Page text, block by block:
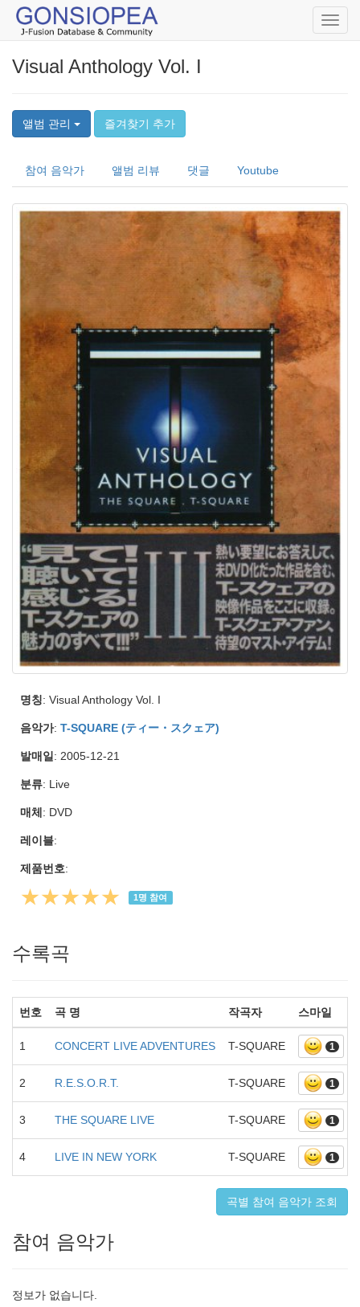
Visual Anthology Vol. I
앨범 관리 즐겨찾기 추가
참여 음악가 앨범 리뷰 댓글 Youtube
명칭: Visual Anthology Vol. I
음악가: T-SQUARE (ティー・スクェア)
발매일: 2005-12-21
분류: Live
매체 : DVD
레이블:
제품번호:
★★★★★ 1 명 참여
수록곡
번호 곡 명 작곡자 스마일
1 CONCERT LIVE ADVENTURES T-SQUARE 1
2 R.E.S.O.R.T. T-SQUARE 1
3 THE SQUARE LIVE T-SQUARE 1
4 LIVE IN NEW YORK T-SQUARE 1
곡별 참여 음악가 조회
참여 음악가
정보가 없습니다.